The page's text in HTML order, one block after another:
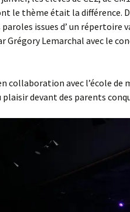
le thème était la différence.
paroles issues d’ un
Grégory Lemarchal avec le
collaboration avec l’école
plaisir devant des parents